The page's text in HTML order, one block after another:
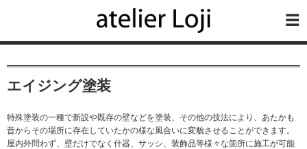
エイジング塗装
特殊塗装の一種で新設や既存の壁などを塗装、その他の技法により、あたかも
昔からその場所に存在していたかの様な風合いに変貌させることができます。
屋内外問わず、壁だけでなく什器、サッシ、装飾品等様々な箇所に施工が可能